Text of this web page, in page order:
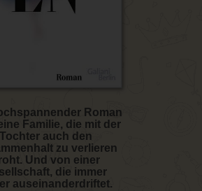
Roman
Familie, die mit der
Tochter auch den
zu verlieren
Und von einer
die immer
auseinanderdriftet.